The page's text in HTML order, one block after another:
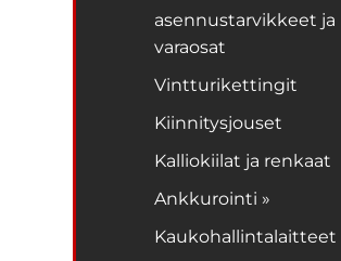
asennustarvikkeet ja
varaosat
Vintturikettingit
Kiinnitysjouset
Kalliokiilat ja renkaat
Ankkurointi »
Kaukohallintalaitteet